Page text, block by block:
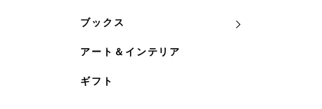
ブックス
アート＆インテリア
ギフト